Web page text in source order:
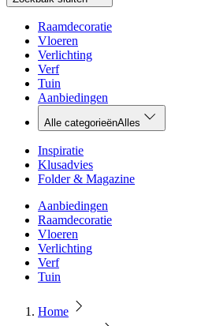
Raamdecoratie
Vloeren
Verlichting
Verf
Tuin
Aanbiedingen
Alle categorieënAlles
Inspiratie
Klusadvies
Folder & Magazine
Aanbiedingen
Raamdecoratie
Vloeren
Verlichting
Verf
Tuin
Home